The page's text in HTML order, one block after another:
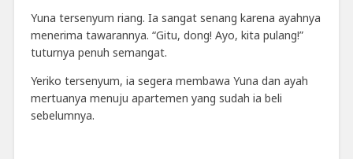
Yuna tersenyum riang. Ia sangat senang karena ayahnya
menerima tawarannya. “Gitu, dong! Ayo, kita pulang!”
tuturnya penuh semangat.
Yeriko tersenyum, ia segera membawa Yuna dan ayah
mertuanya menuju apartemen yang sudah ia beli
sebelumnya.